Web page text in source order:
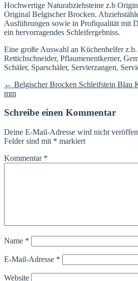
Hochwertige Naturabziehsteine z.b
Original Belgischer Brocken.
Ausführungen sowie in Profiqualität mit
ein hervorragendes Schleifergebniss.
Eine große Auswahl an Küchenhelfer z.b.
Rettichschneider, Pflaumenentkerner,
Schäler, Sparschäler, Servierzangen,
Beitragsnavigation
← Belgischer Brocken Schleifstein Blau
mm
Schreibe einen Kommentar
Deine E-Mail-Adresse wird nicht
Felder sind mit * markiert
Kommentar *
Name *
E-Mail-Adresse *
Website